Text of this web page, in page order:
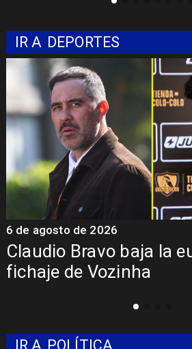
IR A DEPORTES
Presentación de
Colo: Fecha, Estadio y
5 de agosto de 2026
IR A POLÍTICA